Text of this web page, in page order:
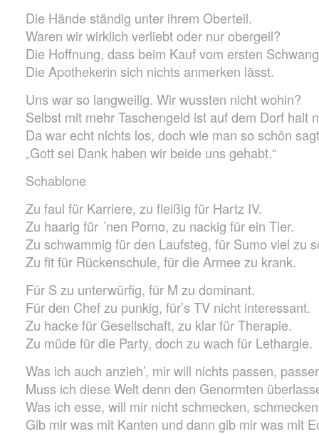
Die Hände ständig unter ihrem Oberteil.
Waren wir wirklich verliebt oder nur obergeil?
Die Hoffnung, dass beim Kauf vom ersten
Die Apothekerin sich nichts anmerken lässt.
Uns war so langweilig. Wir wussten nicht wohin?
Selbst mit mehr Taschengeld ist auf dem Dorf halt
Da war echt nichts los, doch wie man so schön
„Gott sei Dank haben wir beide uns gehabt.“
Schablone
Zu faul für Karriere, zu fleißig für Hartz IV.
Zu haarig für ´nen Porno, zu nackig für ein Tier.
Zu schwammig für den Laufsteg, für Sumo viel zu
Zu fit für Rückenschule, für die Armee zu krank.
Für S zu unterwürfig, für M zu dominant.
Für den Chef zu punkig, für’s TV nicht interessant.
Zu hacke für Gesellschaft, zu klar für Therapie.
Zu müde für die Party, doch zu wach für Lethargie.
Was ich auch anzieh’, mir will nichts passen,
Muss ich diese Welt denn den Genormten
Was ich esse, will mir nicht schmecken,
Gib mir was mit Kanten und dann gib mir was mit